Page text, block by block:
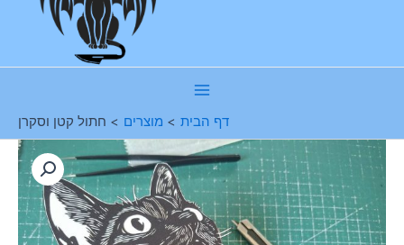
Menu
דף הבית מוצרים חתול קטן וסקרן